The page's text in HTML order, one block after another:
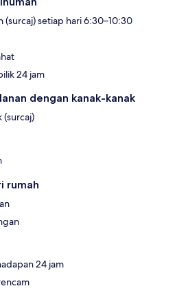
(surcaj) setiap hari 6:30–10:30
24 jam
dengan kanak-kanak
(surcaj)
rumah
24 jam